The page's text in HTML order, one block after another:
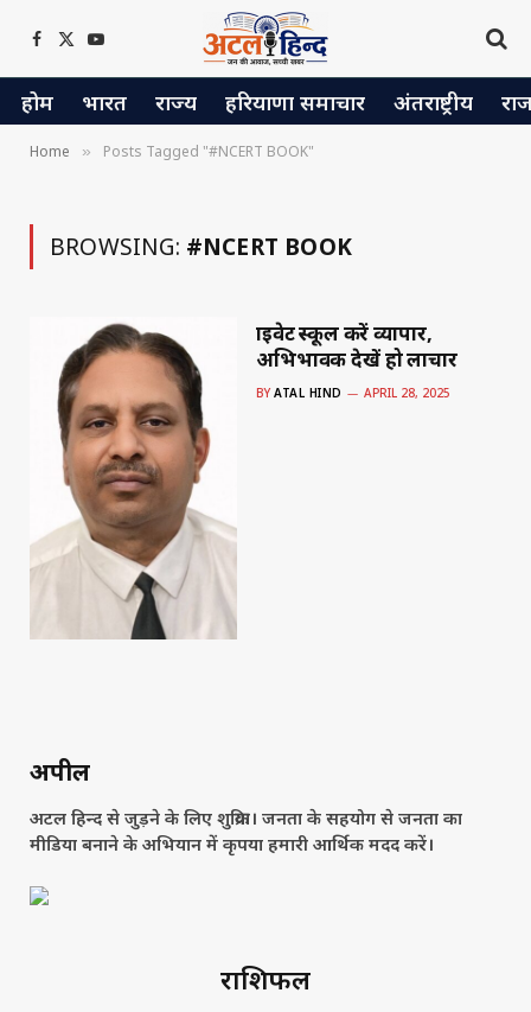
Facebook
X
(Twitter)
YouTube
होम भारत राज्य हरियाणा समाचार अंतराष्ट्रीय
Home » Posts Tagged "#NCERT BOOK"
BROWSING: #NCERT BOOK
प्राइवेट स्कूल करें व्यापार,
अभिभावक देखें हो लाचार
BY ATAL HIND APRIL 28, 2025
अपील
अटल हिन्द से जुड़ने के लिए शुक्रिया। जनता के सहयोग से जनता का
मीडिया बनाने के अभियान में कृपया हमारी आर्थिक मदद करें।
राशिफल